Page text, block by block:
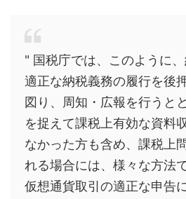
" 国税庁では、このように
適正な納税義務の履行を後
図り、周知・広報を行うと
を捉えて課税上有効な資料
なかった方も含め、課税上
れる場合には、様々な方法
仮想通貨取引の適正な申告